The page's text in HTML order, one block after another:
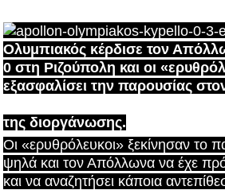
Ολυμπιακός κέρδισε τον
0 στη Ριζούπολη και οι
εξασφαλίσει την παρουσίας
της διοργάνωσης.
Οι «ερυθρόλευκοι» ξεκίνησαν το
ψηλά και τον Απόλλωνα να έχε
και να αναζητήσει κάποια